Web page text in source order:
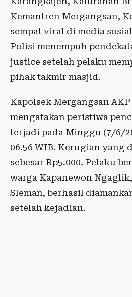
Kemantren Mergangsan,
sempat viral di media
Polisi menempuh
justice setelah pelaku
pihak takmir masjid.
Kapolsek Mergangsan
mengatakan peristiwa
terjadi pada Minggu (7/6/
06.56 WIB. Kerugian yang
sebesar Rp5.000. Pelaku
warga Kapanewon
Sleman, berhasil
setelah kejadian.